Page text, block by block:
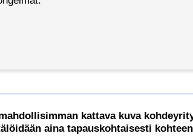
kattava kuva
aina tapauskohtaisesti